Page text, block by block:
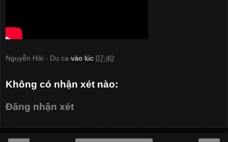
Nguyễn Hải - Du ca vào lúc 07:40
Không có nhận xét nào:
Đăng nhận xét